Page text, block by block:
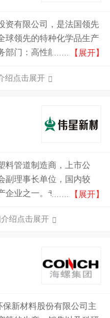
资有限公司，是法国领先
球领先的特种化学品生产
部门：高性能材料，工业
【展开】
绍点击展开
料管道制造商，上市公
副理事长单位，国内较
企业之一。专注于研发、
。
【展开】
绍点击展开
新材料股份有限公司主